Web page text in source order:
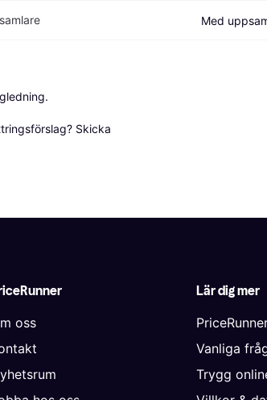
Med
Skicka
oss
Lär dig mer
Vanliga
Trygg